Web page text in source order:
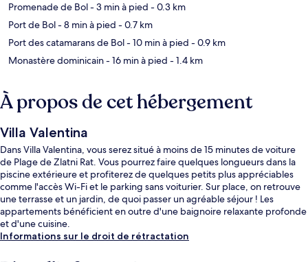
Promenade de Bol- 3 min à pied - 0.3 km
Port de Bol- 8 min à pied - 0.7 km
Port des catamarans de Bol- 10 min à pied - 0.9 km
Monastère dominicain- 16 min à pied - 1.4 km
À propos de cet hébergement
Villa Valentina
Dans Villa Valentina, vous serez situé à moins de 15 minutes de voiture
de Plage de Zlatni Rat. Vous pourrez faire quelques longueurs dans la
piscine extérieure et profiterez de quelques petits plus appréciables
comme l'accès Wi-Fi et le parking sans voiturier. Sur place, on retrouve
une terrasse et un jardin, de quoi passer un agréable séjour ! Les
appartements bénéficient en outre d'une baignoire relaxante profonde
et d'une cuisine.
Informations sur le droit de rétractation